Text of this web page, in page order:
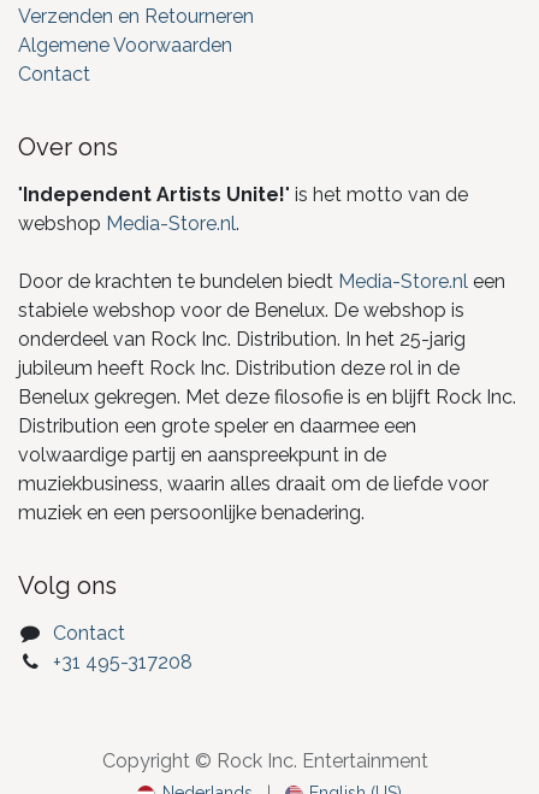
Verzenden en Retourneren
Algemene Voorwaarden
Contact
Over ons
"Independent Artists Unite!" is het motto van de
webshop Media-Store.nl.
Door de krachten te bundelen biedt Media-Store.nl een
stabiele webshop voor de Benelux. De webshop is
onderdeel van Rock Inc. Distribution. In het 25-jarig
jubileum heeft Rock Inc. Distribution deze rol in de
Benelux gekregen. Met deze filosofie is en blijft Rock Inc.
Distribution een grote speler en daarmee een
volwaardige partij en aanspreekpunt in de
muziekbusiness, waarin alles draait om de liefde voor
muziek en een persoonlijke benadering.
Volg ons
Contact
+31 495-317208
Copyright © Rock Inc. Entertainment